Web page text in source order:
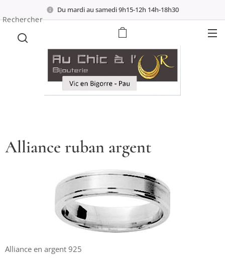
Du mardi au samedi 9h15-12h 14h-18h30
Rechercher
Alliance ruban argent
Alliance en argent 925